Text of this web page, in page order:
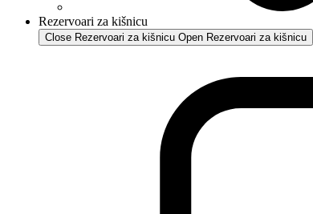
Rezervoari za kišnicu
Close Rezervoari za kišnicu Open Rezervoari za kišnicu